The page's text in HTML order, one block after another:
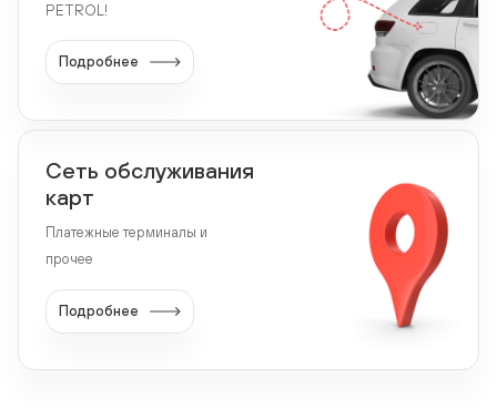
PETROL!
Подробнее
Сеть обслуживания
карт
Платежные терминалы и
прочее
Подробнее